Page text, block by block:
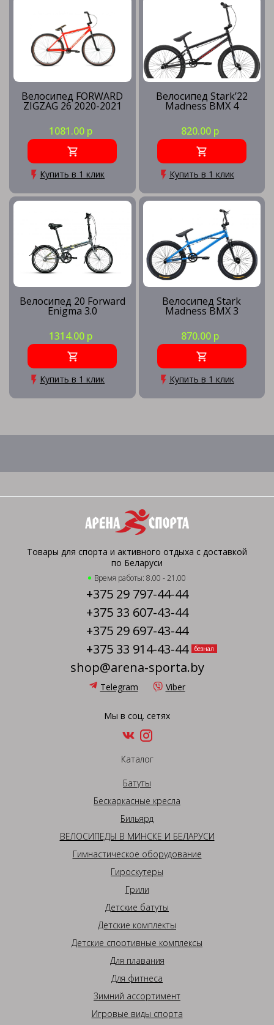
Велосипед FORWARD
ZIGZAG 26 2020-2021
1081.00 р
Купить в 1 клик
Велосипед Stark’22
Madness BMX 4
820.00 р
Купить в 1 клик
Велосипед 20 Forward
Enigma 3.0
1314.00 р
Купить в 1 клик
Велосипед Stark
Madness BMX 3
870.00 р
Купить в 1 клик
Товары для спорта и активного отдыха с доставкой
по Беларуси
Время работы: 8.00 - 21.00
+375 29 797-44-44
+375 33 607-43-44
+375 29 697-43-44
+375 33 914-43-44
безнал
shop@arena-sporta.by
Telegram Viber
Мы в соц. сетях
Каталог
Батуты
Бескаркасные кресла
Бильярд
ВЕЛОСИПЕДЫ В МИНСКЕ И БЕЛАРУСИ
Гимнастическое оборудование
Гироскутеры
Грили
Детские батуты
Детские комплекты
Детские спортивные комплексы
Для плавания
Для фитнеса
Зимний ассортимент
Игровые виды спорта